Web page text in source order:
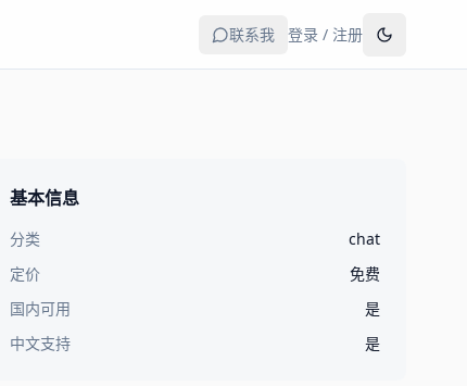
联系我 登录 / 注册
基本信息
分类
chat
定价
免费
国内可用
是
中文支持
是